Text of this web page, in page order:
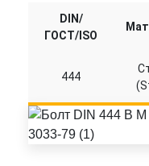
DIN/
ГОСТ/ISO
444